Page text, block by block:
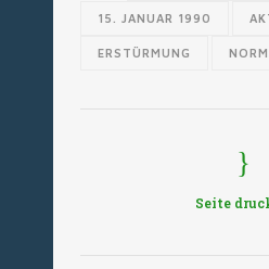
15. JANUAR 1990
ERSTÜRMUNG
Seite